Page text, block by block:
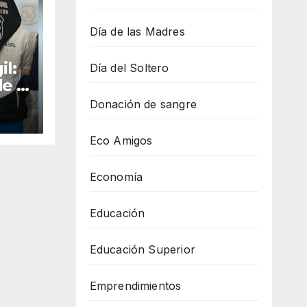
a
e
Día de las Madres
Día del Soltero
Donación de sangre
Eco Amigos
Economía
Educación
Educación Superior
Emprendimientos